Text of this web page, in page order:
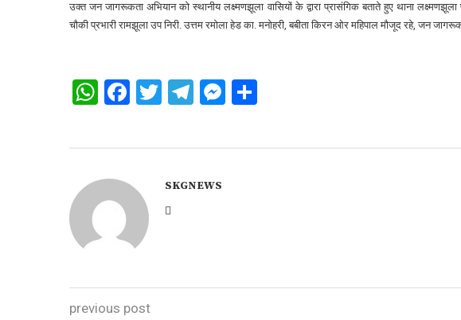
उक्त जन जागरूकता अभियान को स्थानीय लक्ष्मणझूला वासियों के द्वारा प्रासंगिक बताते हुए थाना
चौकी प्रभारी रामझूला उप निरी. उत्तम रमोला हेड का. मनोहरी, बबीता किरन ओर महिपाल मौजूद रहे, जन
WhatsApp
Facebook
Twitter
Telegram
Messenger
SKGNEWS
previous post